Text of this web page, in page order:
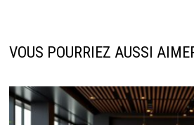
VOUS POURRIEZ AUSSI